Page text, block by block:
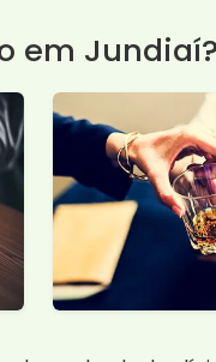
em Jundiaí?